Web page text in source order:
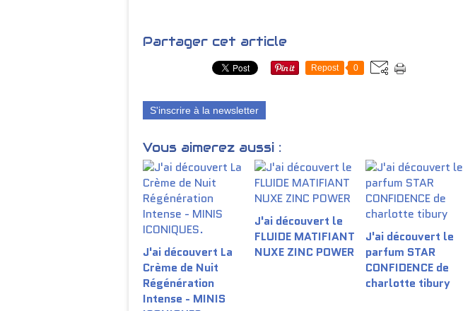
Partager cet article
Repost 0
S'inscrire à la newsletter
Vous aimerez aussi :
J'ai découvert La
Crème de Nuit
Régénération
Intense - MINIS
J'ai découvert le
FLUIDE MATIFIANT
NUXE ZINC POWER
J'ai découvert le
parfum STAR
CONFIDENCE de
charlotte tibury